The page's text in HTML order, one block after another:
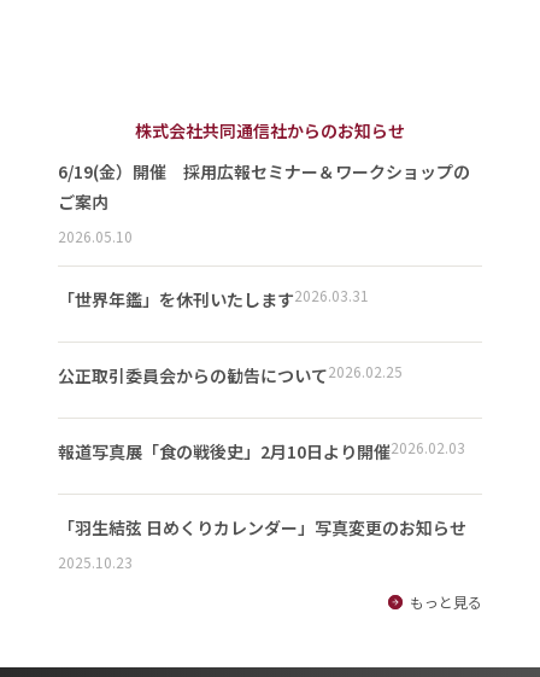
株式会社共同通信社からのお知らせ
6/19(金）開催 採用広報セミナー＆ワークショップの
ご案内
2026.05.10
「世界年鑑」を休刊いたします2026.03.31
公正取引委員会からの勧告について2026.02.25
報道写真展「食の戦後史」2月10日より開催2026.02.03
「羽生結弦 日めくりカレンダー」写真変更のお知らせ
2025.10.23
もっと見る